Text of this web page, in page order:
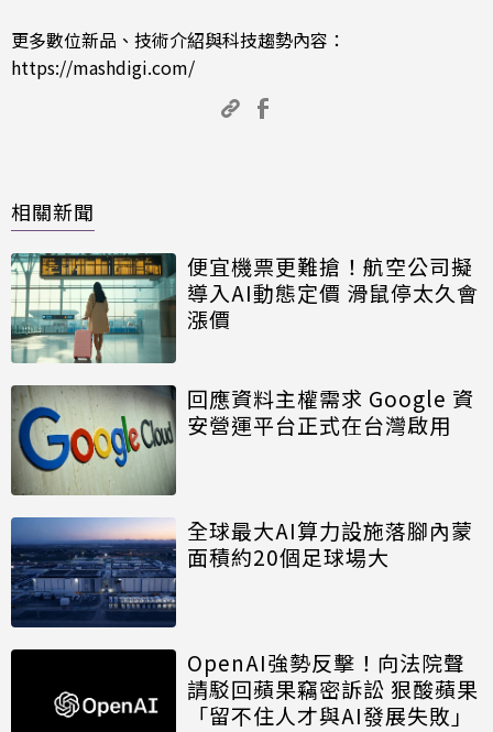
更多數位新品、技術介紹與科技趨勢內容：
https://mashdigi.com/
相關新聞
便宜機票更難搶！航空公司擬
導入AI動態定價 滑鼠停太久會
漲價
回應資料主權需求 Google 資
安營運平台正式在台灣啟用
全球最大AI算力設施落腳內蒙
面積約20個足球場大
OpenAI強勢反擊！向法院聲
請駁回蘋果竊密訴訟 狠酸蘋果
「留不住人才與AI發展失敗」